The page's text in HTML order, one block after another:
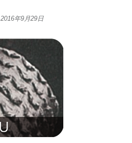
2016年9月29日